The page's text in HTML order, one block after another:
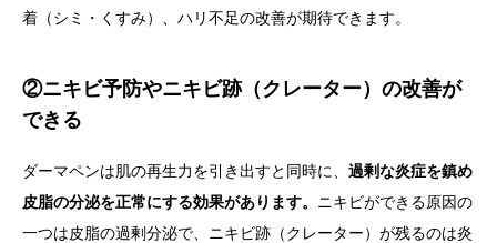
着（シミ・くすみ）、ハリ不足の改善が期待できます。
②ニキビ予防やニキビ跡（クレーター）の改善が
できる
ダーマペンは肌の再生力を引き出すと同時に、 過剰な炎症を鎮め
皮脂の分泌を正常にする効果があります。 ニキビができる原因の
一つは皮脂の過剰分泌で、ニキビ跡（クレーター）が残るのは炎